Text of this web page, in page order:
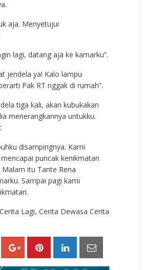
aja. Menyetujui
lagi, datang aja ke kamarku”.
jendela ya! Kalo lampu
Pak RT nggak di rumah”.
tiga kali, akan kubukakan
menerangkannya untukku.
disampingnya. Kami
puncak kenikmatan
Malam itu Tante Rena
Sampai pagi kami
Lagi, Cerita Dewasa Cerita